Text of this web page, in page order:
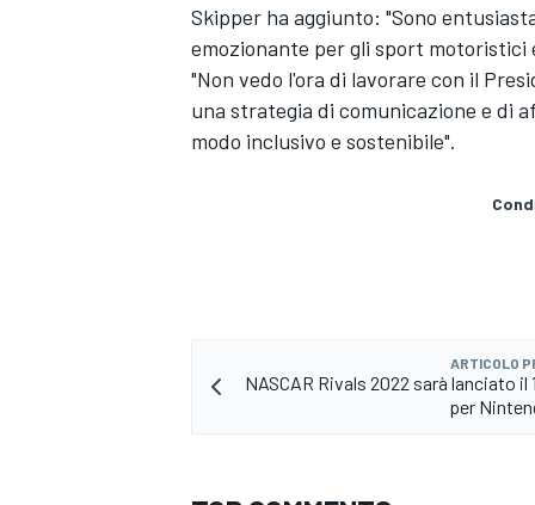
ENDURANCE/GT
Skipper ha aggiunto: "Sono
emozionante per gli sport motoristici
"Non vedo l'ora di lavorare con il
una strategia di comunicazione e di
modo inclusivo e sostenibile".
ARTICOLO
NASCAR Rivals 2022 sarà lanciato
per